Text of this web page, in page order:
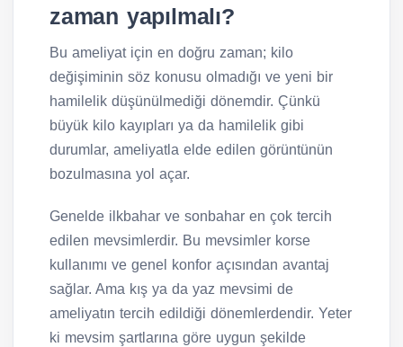
zaman yapılmalı?
Bu ameliyat için en doğru zaman; kilo
değişiminin söz konusu olmadığı ve yeni bir
hamilelik düşünülmediği dönemdir. Çünkü
büyük kilo kayıpları ya da hamilelik gibi
durumlar, ameliyatla elde edilen görüntünün
bozulmasına yol açar.
Genelde ilkbahar ve sonbahar en çok tercih
edilen mevsimlerdir. Bu mevsimler korse
kullanımı ve genel konfor açısından avantaj
sağlar. Ama kış ya da yaz mevsimi de
ameliyatın tercih edildiği dönemlerdendir. Yeter
ki mevsim şartlarına göre uygun şekilde